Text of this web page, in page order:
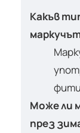
Какъв
Може ли
през